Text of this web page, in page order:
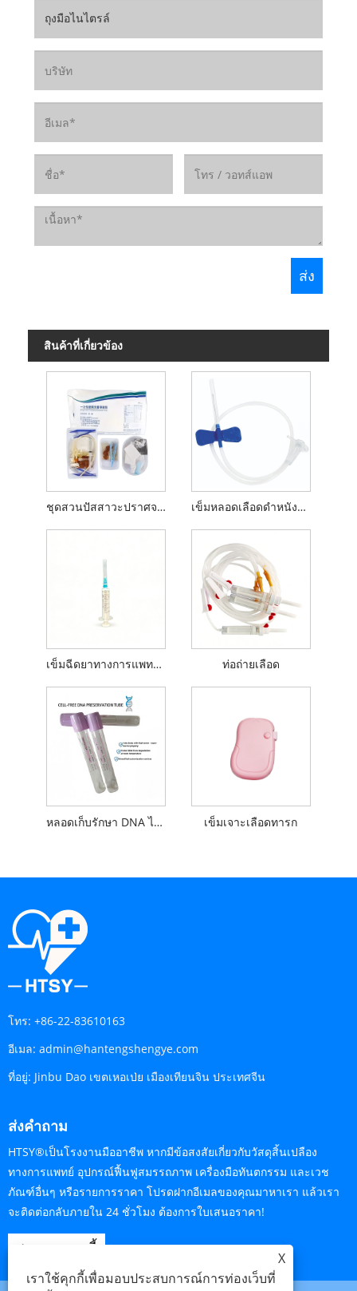
สินค้าที่เกี่ยวข้อง
ชุดสวนปัสสาวะปราศจากเชื้อแบบใช้แล้วทิ้ง เข็มหลอดเลือดดำหนังศีรษะ
เข็มฉีดยาทางการแพทย์แบบใช้แล้วทิ้ง ท่อถ่ายเลือด
หลอดเก็บรักษา DNA ไร้เซลล์ เข็มเจาะเลือดทารก
โทร: +86-22-83610163
อีเมล: admin@hantengshengye.com
ที่อยู่: Jinbu Dao เขตเหอเป่ย เมืองเทียนจิน ประเทศจีน
ส่งคำถาม
HTSY®เป็นโรงงานมืออาชีพ หากมีข้อสงสัยเกี่ยวกับวัสดุสิ้นเปลือง
ทางการแพทย์ อุปกรณ์ฟื้นฟูสมรรถภาพ เครื่องมือทันตกรรม และเวช
ภัณฑ์อื่นๆ หรือรายการราคา โปรดฝากอีเมลของคุณมาหาเรา แล้วเรา
จะติดต่อกลับภายใน 24 ชั่วโมง ต้องการใบเสนอราคา!
สอบถามตอนนี้
X
เราใช้คุกกี้เพื่อมอบประสบการณ์การท่องเว็บที่